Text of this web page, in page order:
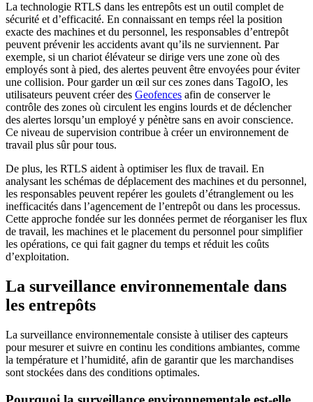
La technologie RTLS dans les entrepôts est un outil complet de
sécurité et d’efficacité. En connaissant en temps réel la position
exacte des machines et du personnel, les responsables d’entrepôt
peuvent prévenir les accidents avant qu’ils ne surviennent. Par
exemple, si un chariot élévateur se dirige vers une zone où des
employés sont à pied, des alertes peuvent être envoyées pour éviter
une collision. Pour garder un œil sur ces zones dans TagoIO, les
utilisateurs peuvent créer des Geofences afin de conserver le
contrôle des zones où circulent les engins lourds et de déclencher
des alertes lorsqu’un employé y pénètre sans en avoir conscience.
Ce niveau de supervision contribue à créer un environnement de
travail plus sûr pour tous.
De plus, les RTLS aident à optimiser les flux de travail. En
analysant les schémas de déplacement des machines et du personnel,
les responsables peuvent repérer les goulets d’étranglement ou les
inefficacités dans l’agencement de l’entrepôt ou dans les processus.
Cette approche fondée sur les données permet de réorganiser les flux
de travail, les machines et le placement du personnel pour simplifier
les opérations, ce qui fait gagner du temps et réduit les coûts
d’exploitation.
La surveillance environnementale dans
les entrepôts
La surveillance environnementale consiste à utiliser des capteurs
pour mesurer et suivre en continu les conditions ambiantes, comme
la température et l’humidité, afin de garantir que les marchandises
sont stockées dans des conditions optimales.